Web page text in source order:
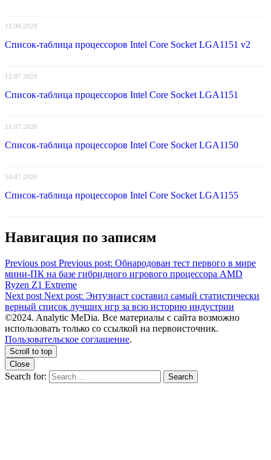
15.09.2020
Список-таблица процессоров Intel Core Socket LGA1151 v2
12.07.2020
Список-таблица процессоров Intel Core Socket LGA1151
11.07.2020
Список-таблица процессоров Intel Core Socket LGA1150
10.07.2020
Список-таблица процессоров Intel Core Socket LGA1155
Навигация по записям
Previous post Previous post: Обнародован тест первого в мире
мини-ПК на базе гибридного игрового процессора AMD
Ryzen Z1 Extreme
Next post Next post: Энтузиаст составил самый статистически
верный список лучших игр за всю историю индустрии
©2024. Analytic MeDia. Все материалы с сайта возможно
использовать только со ссылкой на первоисточник.
Пользовательское соглашение.
Scroll to top
Close
Search for: Search